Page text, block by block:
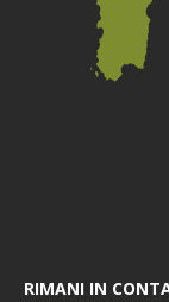
RIMANI IN